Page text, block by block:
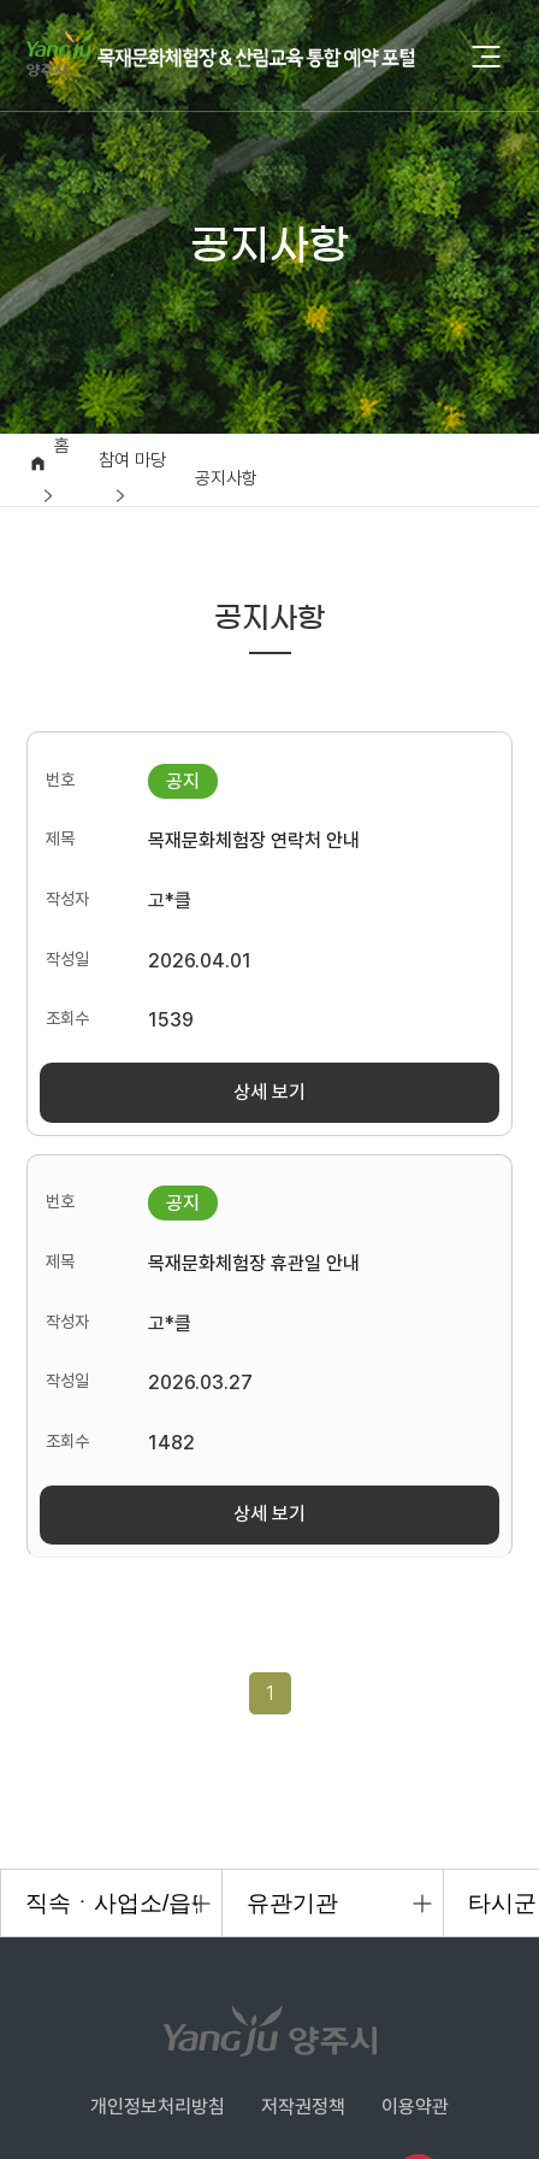
공지사항
홈
참여 마당
공지사항
공지사항
목재문화체험장 연락처 안내
고*클
2026.04.01
1539
상세 보기
목재문화체험장 휴관일 안내
고*클
2026.03.27
1482
상세 보기
1
개인정보처리방침 저작권정책 이용약관